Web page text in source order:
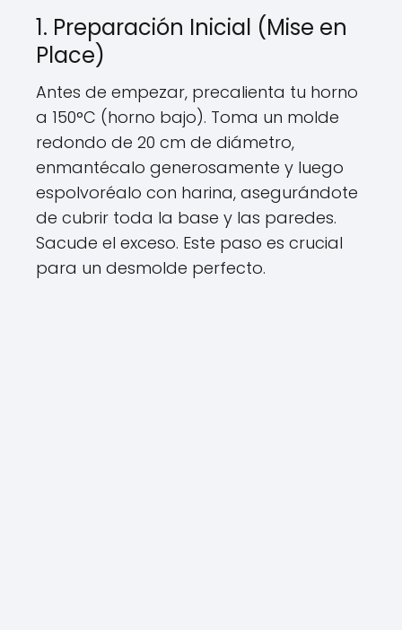
1. Preparación Inicial (Mise en
Place)
Antes de empezar, precalienta tu horno
a 150°C (horno bajo). Toma un molde
redondo de 20 cm de diámetro,
enmantécalo generosamente y luego
espolvoréalo con harina, asegurándote
de cubrir toda la base y las paredes.
Sacude el exceso. Este paso es crucial
para un desmolde perfecto.